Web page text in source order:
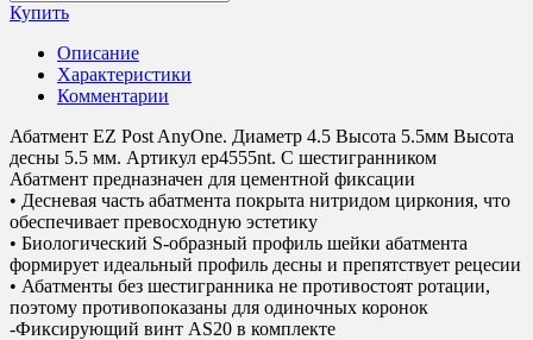
Купить
Описание
Характеристики
Комментарии
Абатмент EZ Post AnyOne. Диаметр 4.5 Высота 5.5мм Высота
десны 5.5 мм. Артикул ep4555nt. С шестигранником
Абатмент предназначен для цементной фиксации
• Десневая часть абатмента покрыта нитридом циркония, что
обеспечивает превосходную эстетику
• Биологический S-образный профиль шейки абатмента
формирует идеальный профиль десны и препятствует рецесии
• Абатменты без шестигранника не противостоят ротации,
поэтому противопоказаны для одиночных коронок
-Фиксирующий винт AS20 в комплекте